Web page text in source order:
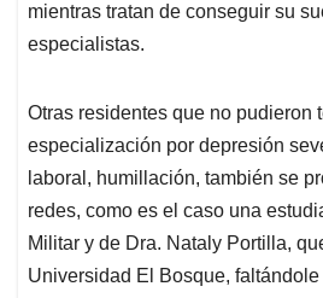
mientras tratan de conseguir su
especialistas.
Otras residentes que no pudieron
especialización por depresión
laboral, humillación, también se
redes, como es el caso una
Militar y de Dra. Nataly Portilla,
Universidad El Bosque,